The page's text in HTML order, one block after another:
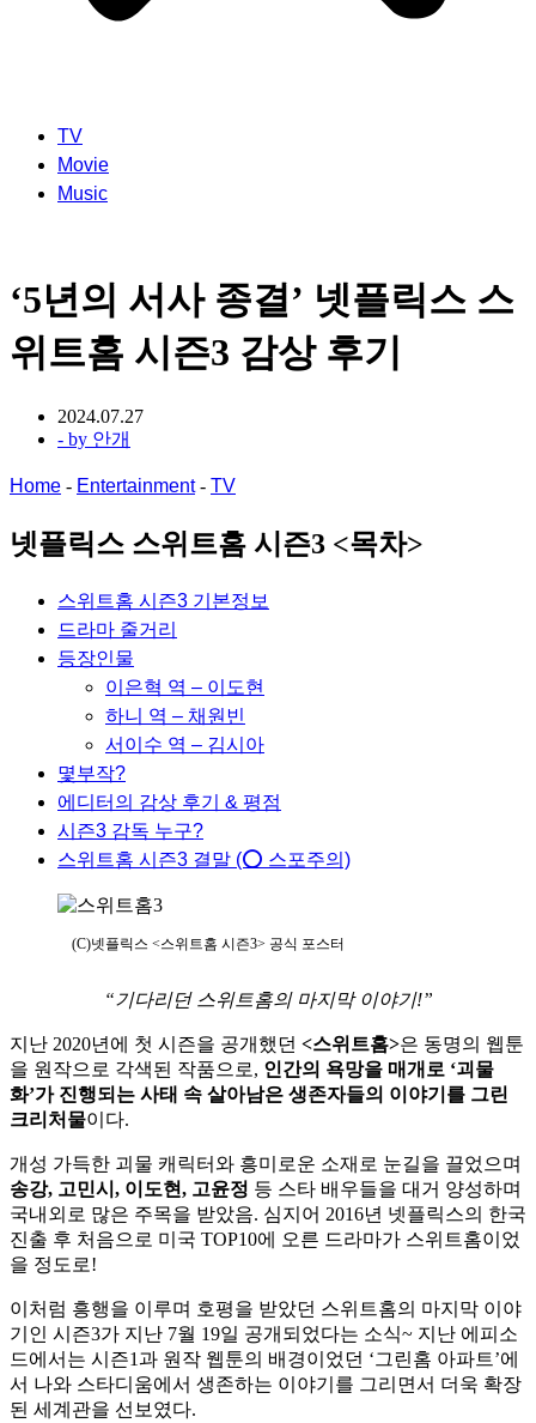
TV
Movie
Music
‘5년의 서사 종결’ 넷플릭스 스
위트홈 시즌3 감상 후기
2024.07.27
- by 안개
Home - Entertainment- TV
넷플릭스 스위트홈 시즌3 <목차>
스위트홈 시즌3 기본정보
드라마 줄거리
등장인물
이은혁 역 – 이도현
하니 역 – 채원빈
서이수 역 – 김시아
몇부작?
에디터의 감상 후기 & 평점
시즌3 감독 누구?
스위트홈 시즌3 결말 (⭕️ 스포주의)
(C)넷플릭스 <스위트홈 시즌3> 공식 포스터
“기다리던 스위트홈의 마지막 이야기!”
지난 2020년에 첫 시즌을 공개했던 <스위트홈>은 동명의 웹툰
을 원작으로 각색된 작품으로, 인간의 욕망을 매개로 ‘괴물
화’가 진행되는 사태 속 살아남은 생존자들의 이야기를 그린
크리처물이다.
개성 가득한 괴물 캐릭터와 흥미로운 소재로 눈길을 끌었으며
송강, 고민시, 이도현, 고윤정 등 스타 배우들을 대거 양성하며
국내외로 많은 주목을 받았음. 심지어 2016년 넷플릭스의 한국
진출 후 처음으로 미국 TOP10에 오른 드라마가 스위트홈이었
을 정도로!
이처럼 흥행을 이루며 호평을 받았던 스위트홈의 마지막 이야
기인 시즌3가 지난 7월 19일 공개되었다는 소식~ 지난 에피소
드에서는 시즌1과 원작 웹툰의 배경이었던 ‘그린홈 아파트’에
서 나와 스타디움에서 생존하는 이야기를 그리면서 더욱 확장
된 세계관을 선보였다.